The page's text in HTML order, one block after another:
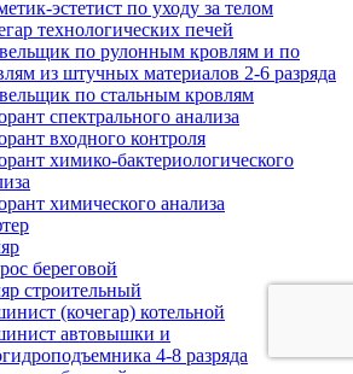
эстетист по уходу за телом
технологических печей
по рулонным кровлям и по
из штучных материалов 2-6 разряда
по стальным кровлям
спектрального анализа
входного контроля
химико-бактериологического
химического анализа
береговой
строительный
(кочегар) котельной
автовышки и
4-8 разряда